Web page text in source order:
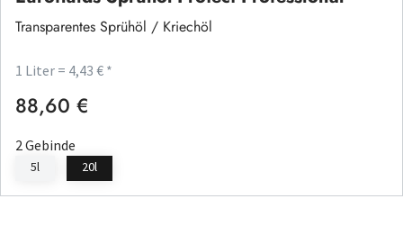
Transparentes Sprühöl / Kriechöl
1 Liter = 4,43 € *
Regulärer Preis:
88,60 €
2 Gebinde
5l 20l